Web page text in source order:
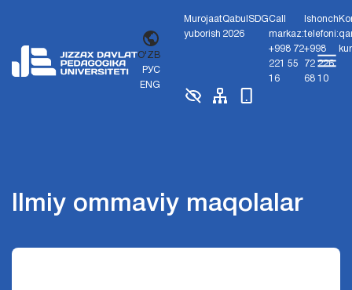
O'ZB
РУС
ENG
Murojaat
yuborish
Qabul
2026
SDGCall
markaz:
+998 72
221 55
16
Ishonch
telefoni:
+998
72 226
68 10
Ilmiy ommaviy maqolalar